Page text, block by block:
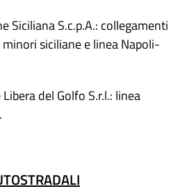
Siciliana S.c.p.A.: collegamenti
siciliane e linea Napoli-
del Golfo S.r.l.: linea